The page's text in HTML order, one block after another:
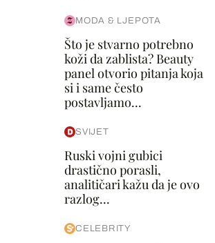
MODA & LJEPOTA
Što je stvarno potrebno
koži da zablista? Beauty
panel otvorio pitanja koja
si i same često
postavljamo...
SVIJET
Ruski vojni gubici
drastično porasli,
analitičari kažu da je ovo
razlog...
CELEBRITY